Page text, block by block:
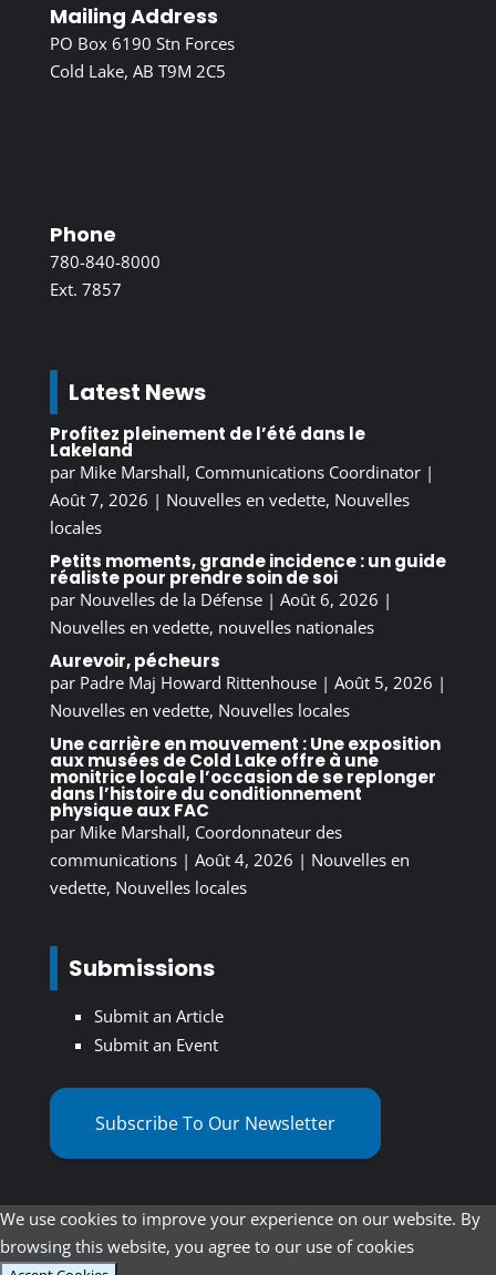
Mailing Address
PO Box 6190 Stn Forces
Cold Lake, AB T9M 2C5
Phone
780-840-8000
Ext. 7857
Latest News
Profitez pleinement de l’été dans le
Lakeland
par Mike Marshall, Communications Coordinator|
Août 7, 2026 | Nouvelles en vedette, Nouvelles
locales
Petits moments, grande incidence : un guide
réaliste pour prendre soin de soi
par Nouvelles de la Défense| Août 6, 2026 |
Nouvelles en vedette, nouvelles nationales
Aurevoir, pécheurs
par Padre Maj Howard Rittenhouse| Août 5, 2026 |
Nouvelles en vedette, Nouvelles locales
Une carrière en mouvement : Une exposition
aux musées de Cold Lake offre à une
monitrice locale l’occasion de se replonger
dans l’histoire du conditionnement
physique aux FAC
par Mike Marshall, Coordonnateur des
communications| Août 4, 2026 | Nouvelles en
vedette, Nouvelles locales
Submissions
Submit an Article
Submit an Event
Subscribe To Our Newsletter
We use cookies to improve your experience on our website. By
browsing this website, you agree to our use of cookies